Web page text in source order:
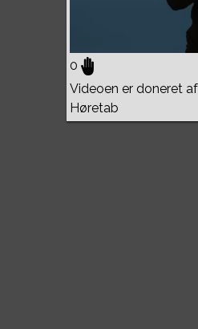
0
Videoen er doneret
Høretab